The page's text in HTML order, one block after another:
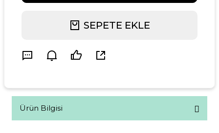
SEPETE EKLE
Ürün Bilgisi